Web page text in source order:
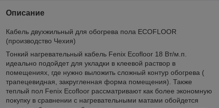
Описание
Кабель двухжильный для обогрева пола ECOFLOOR
(производство Чехия)
Тонкий нагревательный кабель Fenix Ecofloor 18 Вт/м.п.
идеально подойдет для укладки в клеевой раствор в
помещениях, где нужно выложить сложный контур обогрева (
трапецевидная, закругленная форма помещения). Также
теплый пол Fenix Ecofloor рассматривают как более экономную
покупку в сравнении с нагревательными матами обойдется